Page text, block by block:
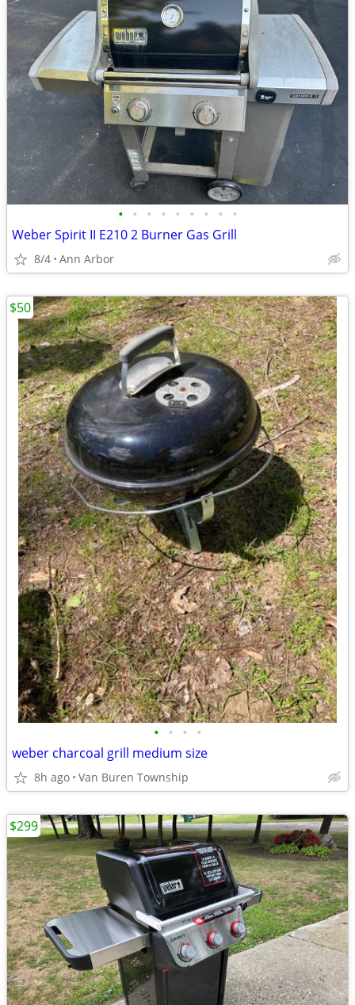
• • • • • • • • •
Weber Spirit II E210 2 Burner Gas Grill
8/4 Ann Arbor
• • • •
weber charcoal grill medium size
8h ago Van Buren Township
$50
$299